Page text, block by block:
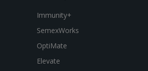
Immunity+
SemexWorks
OptiMate
Elevate